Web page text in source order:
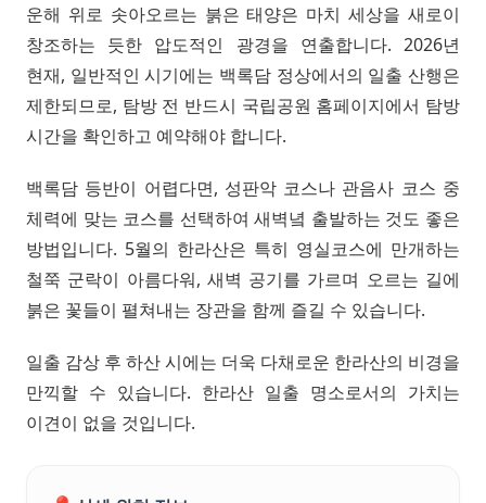
운해 위로 솟아오르는 붉은 태양은 마치 세상을 새로이
창조하는 듯한 압도적인 광경을 연출합니다. 2026년
현재, 일반적인 시기에는 백록담 정상에서의 일출 산행은
제한되므로, 탐방 전 반드시 국립공원 홈페이지에서 탐방
시간을 확인하고 예약해야 합니다.
백록담 등반이 어렵다면, 성판악 코스나 관음사 코스 중
체력에 맞는 코스를 선택하여 새벽녘 출발하는 것도 좋은
방법입니다. 5월의 한라산은 특히 영실코스에 만개하는
철쭉 군락이 아름다워, 새벽 공기를 가르며 오르는 길에
붉은 꽃들이 펼쳐내는 장관을 함께 즐길 수 있습니다.
일출 감상 후 하산 시에는 더욱 다채로운 한라산의 비경을
만끽할 수 있습니다. 한라산 일출 명소로서의 가치는
이견이 없을 것입니다.